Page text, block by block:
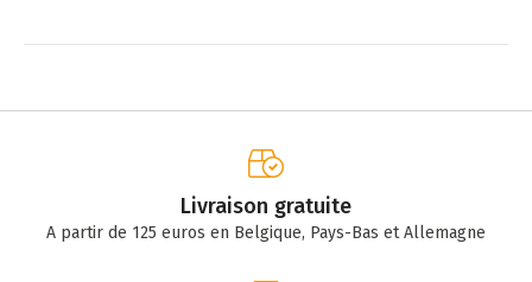
Livraison gratuite
A partir de 125 euros en Belgique, Pays-Bas et Allemagne